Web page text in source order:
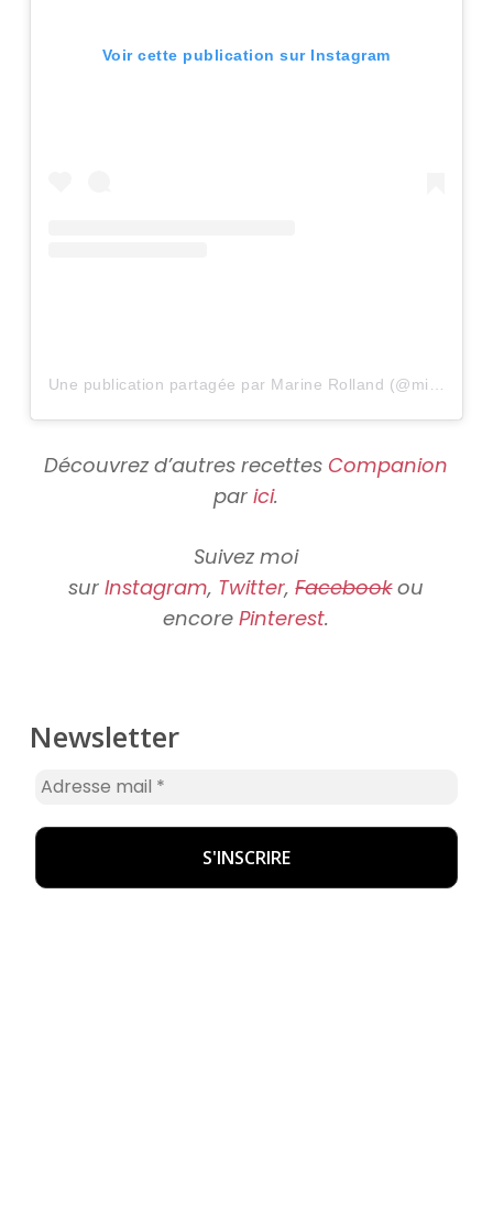
Voir cette publication sur Instagram
Découvrez d’autres recettes Companion
parici.
Suivez moi
surInstagram, Twitter,Facebookou
encorePinterest.
Newsletter